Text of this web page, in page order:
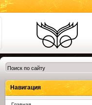
Библиотеки
Клина. Клинская
ЦБС.
Навигация